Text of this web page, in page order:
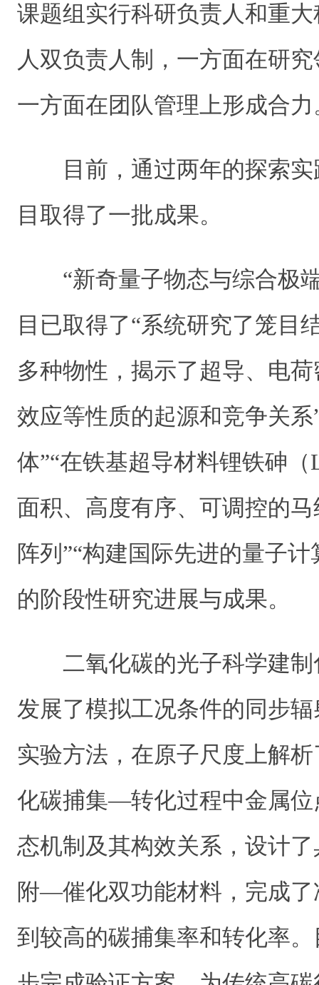
课题组实行科研负责人和重
人双负责人制，一方面在研
一方面在团队管理上形成合力
目前，通过两年的探索
目取得了一批成果。
“新奇量子物态与综合极
目已取得了“系统研究了笼目
多种物性，揭示了超导、电
效应等性质的起源和竞争关
体”“在铁基超导材料锂铁砷
面积、高度有序、可调控的
阵列”“构建国际先进的量子
的阶段性研究进展与成果。
二氧化碳的光子科学建
发展了模拟工况条件的同步
实验方法，在原子尺度上解
化碳捕集—转化过程中金属
态机制及其构效关系，设计
附—催化双功能材料，完成
到较高的碳捕集率和转化率